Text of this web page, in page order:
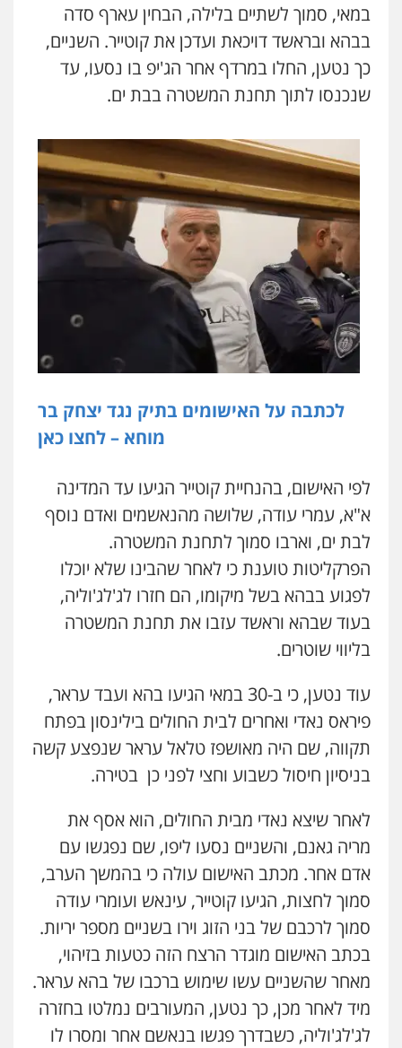
במאי, סמוך לשתיים בלילה, הבחין עארף סדה
בבהא ובראשד דויכאת ועדכן את קוטייר. השניים,
כך נטען, החלו במרדף אחר הג'יפ בו נסעו, עד
שנכנסו לתוך תחנת המשטרה בבת ים.
לכתבה על האישומים בתיק נגד יצחק בר
מוחא – לחצו כאן
לפי האישום, בהנחיית קוטייר הגיעו עד המדינה
א"א, עמרי עודה, שלושה מהנאשמים ואדם נוסף
לבת ים, וארבו סמוך לתחנת המשטרה.
הפרקליטות טוענת כי לאחר שהבינו שלא יוכלו
לפגוע בבהא בשל מיקומו, הם חזרו לג'לג'וליה,
בעוד שבהא וראשד עזבו את תחנת המשטרה
בליווי שוטרים.
עוד נטען, כי ב-30 במאי הגיעו בהא ועבד עראר,
פיראס נאדי ואחרים לבית החולים בילינסון בפתח
תקווה, שם היה מאושפז טלאל עראר שנפצע קשה
בניסיון חיסול כשבוע וחצי לפני כן בטירה.
לאחר שיצא נאדי מבית החולים, הוא אסף את
מריה גאנם, והשניים נסעו ליפו, שם נפגשו עם
אדם אחר. מכתב האישום עולה כי בהמשך הערב,
סמוך לחצות, הגיעו קוטייר, עינאש ועומרי עודה
סמוך לרכבם של בני הזוג וירו בשניים מספר יריות.
בכתב האישום מוגדר הרצח הזה כטעות בזיהוי,
מאחר שהשניים עשו שימוש ברכבו של בהא עראר.
מיד לאחר מכן, כך נטען, המעורבים נמלטו בחזרה
לג'לג'וליה, כשבדרך פגשו בנאשם אחר ומסרו לו